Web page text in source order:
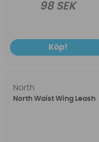
98 SEK
Köp!
North
North Waist Wing Leash